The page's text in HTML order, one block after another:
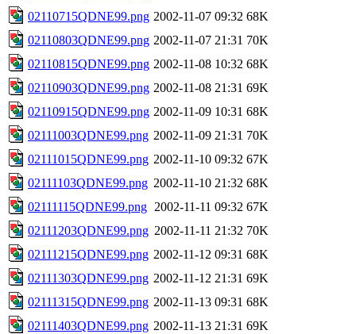
02110715QDNE99.png 2002-11-07 09:32 68K
02110803QDNE99.png 2002-11-07 21:31 70K
02110815QDNE99.png 2002-11-08 10:32 68K
02110903QDNE99.png 2002-11-08 21:31 69K
02110915QDNE99.png 2002-11-09 10:31 68K
02111003QDNE99.png 2002-11-09 21:31 70K
02111015QDNE99.png 2002-11-10 09:32 67K
02111103QDNE99.png 2002-11-10 21:32 68K
02111115QDNE99.png 2002-11-11 09:32 67K
02111203QDNE99.png 2002-11-11 21:32 70K
02111215QDNE99.png 2002-11-12 09:31 68K
02111303QDNE99.png 2002-11-12 21:31 69K
02111315QDNE99.png 2002-11-13 09:31 68K
02111403QDNE99.png 2002-11-13 21:31 69K